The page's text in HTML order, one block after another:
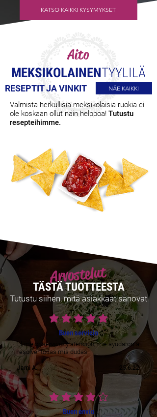
KATSO KAIKKI KYSYMYKSET
Aito
MEKSIKOLAINENTYYLILÄ
RESEPTIT JA VINKIT NÄE KAIKKI
Valmista herkullisia meksikolaisia ruokia ei
ole koskaan ollut näin helppoa! Tutustu
resepteihimme.
Arvostelut
TÄSTÄ TUOTTEESTA
Tutustu siihen, mitä asiakkaat sanovat
keskimääräinen luokitus on
Buen servicio
El mejor servicio y atencion, me ayudaron a
resolver todas mis dudas
Jami A. 25.6.22
keskimääräinen luokitus on
Buen envío